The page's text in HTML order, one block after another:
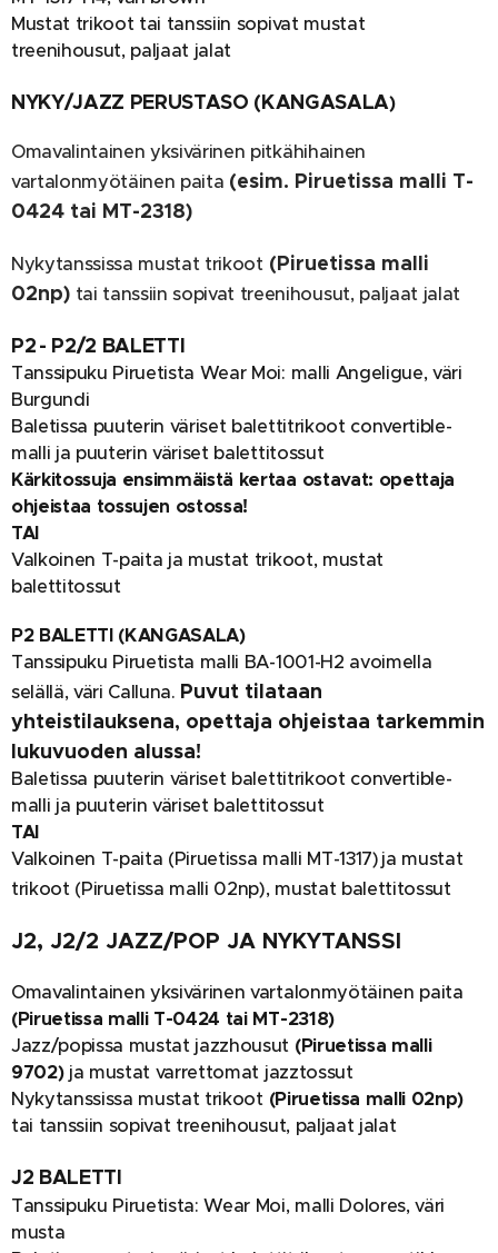
Mustat trikoot tai tanssiin sopivat mustat
treenihousut, paljaat jalat
NYKY/JAZZ PERUSTASO (KANGASALA)
Omavalintainen yksivärinen pitkähihainen
vartalonmyötäinen paita (esim. Piruetissa malli T-
0424 tai MT-2318)
Nykytanssissa mustat trikoot (Piruetissa malli
02np) tai tanssiin sopivat treenihousut, paljaat jalat
P2 - P2/2 BALETTI
Tanssipuku Piruetista Wear Moi: malli Angeligue, väri
Burgundi
Baletissa puuterin väriset balettitrikoot convertible-
malli ja puuterin väriset balettitossut
Kärkitossuja ensimmäistä kertaa ostavat: opettaja
ohjeistaa tossujen ostossa!
TAI
Valkoinen T-paita ja mustat trikoot, mustat
balettitossut
P2 BALETTI (KANGASALA)
Tanssipuku Piruetista malli BA-1001-H2 avoimella
selällä, väri Calluna. Puvut tilataan
yhteistilauksena, opettaja ohjeistaa tarkemmin
lukuvuoden alussa!
Baletissa puuterin väriset balettitrikoot convertible-
malli ja puuterin väriset balettitossut
TAI
Valkoinen T-paita (Piruetissa malli MT-1317) ja mustat
trikoot (Piruetissa malli 02np), mustat balettitossut
J2, J2/2 JAZZ/POP JA NYKYTANSSI
Omavalintainen yksivärinen vartalonmyötäinen paita
(Piruetissa malli T-0424 tai MT-2318)
Jazz/popissa mustat jazzhousut (Piruetissa malli
9702)ja mustat varrettomat jazztossut
Nykytanssissa mustat trikoot (Piruetissa malli 02np)
tai tanssiin sopivat treenihousut, paljaat jalat
J2 BALETTI
Tanssipuku Piruetista: Wear Moi, malli Dolores, väri
musta